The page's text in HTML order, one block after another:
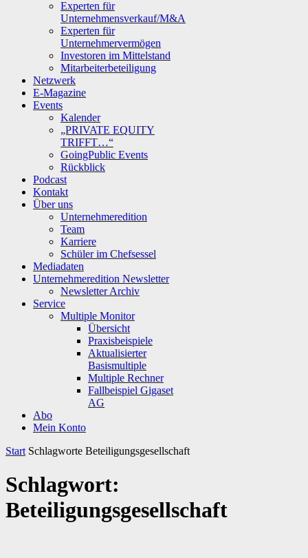
Experten für
Unternehmensverkauf/M&A
Experten für
Unternehmervermögen
Investoren im Mittelstand
Mitarbeiterbeteiligung
Netzwerk
E-Magazine
Events
Kalender
„PRIVATE EQUITY
TRIFFT…“
GoingPublic Events
Rückblick
Podcast
Kontakt
Über uns
Unternehmeredition
Team
Karriere
Schüler im Chefsessel
Mediadaten
Unternehmeredition Newsletter
Newsletter Archiv
Service
Multiple Monitor
Übersicht
Praxisbeispiele
Aktualisierter
Basismultiple
Multiple Rechner
Fallbeispiel Gigaset
AG
Abo
Mein Konto
Start Schlagworte Beteiligungsgesellschaft
Schlagwort:
Beteiligungsgesellschaft